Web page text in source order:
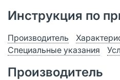
Инструкция по
Производитель
Специальные указания
Производитель